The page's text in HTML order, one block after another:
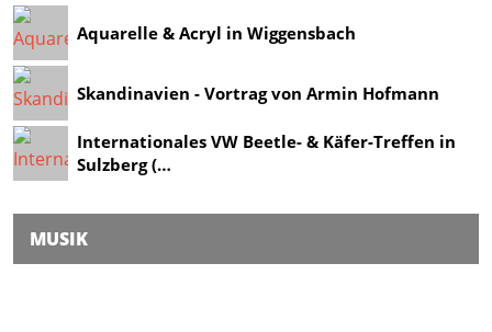
Aquarelle & Acryl in Wiggensbach
Skandinavien - Vortrag von Armin Hofmann
Internationales VW Beetle- & Käfer-Treffen in
Sulzberg (…
MUSIK